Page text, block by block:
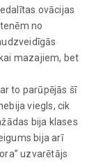
ovācijas
no
mazajiem, bet
to parūpējās šī
viegls, cik
bija klases
bija arī
uzvarētājs